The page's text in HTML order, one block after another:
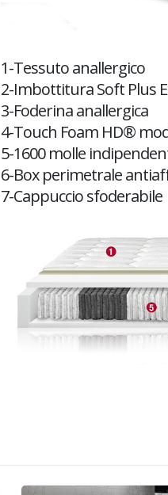
1-Tessuto anallergico
2-Imbottitura Soft Plus
3-Foderina anallergica
4-Touch Foam HD®
5-1600 molle
6-Box perimetrale
7-Cappuccio sfoderabile